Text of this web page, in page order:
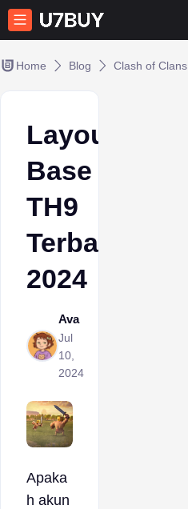
Home Blog Clash of Clans
Layout
Base
TH9
Terbaik
2024
Ava
Jul
10,
2024
Apaka
h akun